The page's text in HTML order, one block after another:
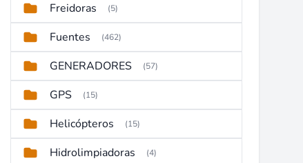
Freidoras (5)
Fuentes (462)
GENERADORES (57)
GPS (15)
Helicópteros (15)
Hidrolimpiadoras (4)